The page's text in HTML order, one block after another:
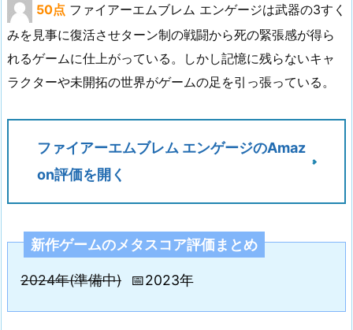
50点 ファイアーエムブレム エンゲージは武器の3すく
みを見事に復活させターン制の戦闘から死の緊張感が得ら
れるゲームに仕上がっている。しかし記憶に残らないキャ
ラクターや未開拓の世界がゲームの足を引っ張っている。
ファイアーエムブレム エンゲージのAmaz
on評価を開く
新作ゲームのメタスコア評価まとめ
2024年(準備中) 📅2023年